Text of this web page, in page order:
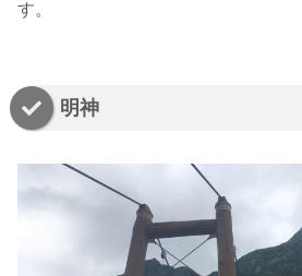
す。
明神